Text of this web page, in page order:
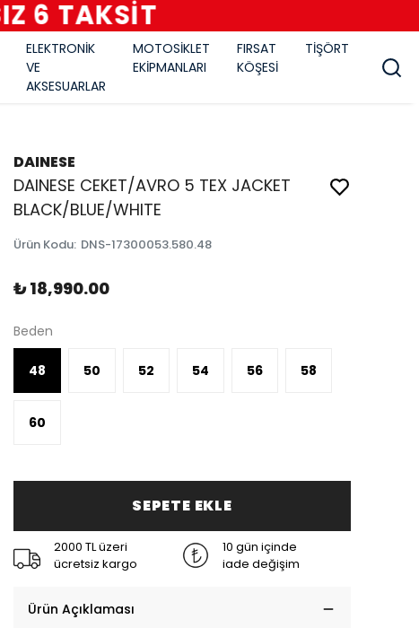
ELEKTRONİK
VE
AKSESUARLAR
MOTOSİKLET
EKİPMANLARI
FIRSAT
KÖŞESİ
TİŞÖRT
DAINESE
DAINESE CEKET/AVRO 5 TEX JACKET
BLACK/BLUE/WHITE
Ürün Kodu: DNS-17300053.580.48
₺ 18,990.00
Beden
48 50 52 54 56 58
60
SEPETE EKLE
2000 TL üzeri
ücretsiz kargo
10 gün içinde
iade değişim
Ürün Açıklaması